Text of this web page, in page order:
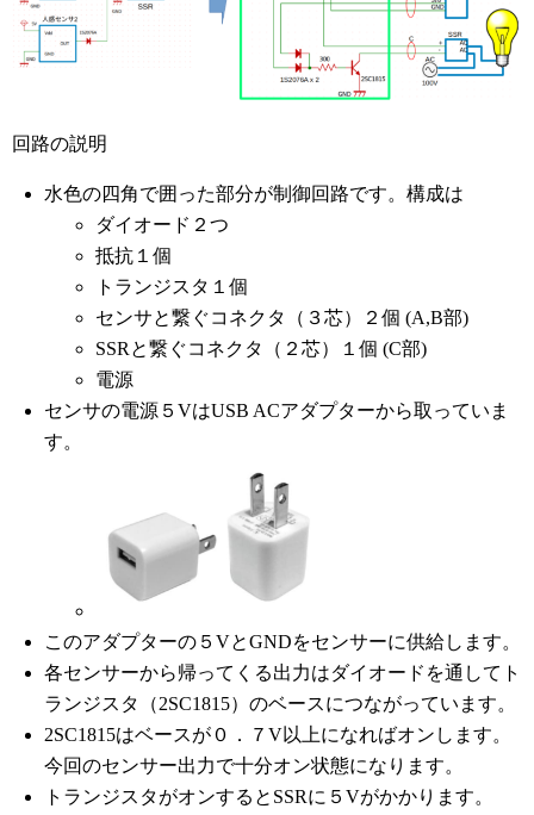
回路の説明
水色の四角で囲った部分が制御回路です。構成は
ダイオード２つ
抵抗１個
トランジスタ１個
センサと繋ぐコネクタ（３芯）２個 (A,B部)
SSRと繋ぐコネクタ（２芯）１個 (C部)
電源
センサの電源５VはUSB ACアダプターから取っていま
す。
このアダプターの５VとGNDをセンサーに供給します。
各センサーから帰ってくる出力はダイオードを通してト
ランジスタ（2SC1815）のベースにつながっています。
2SC1815はベースが０．７V以上になればオンします。
今回のセンサー出力で十分オン状態になります。
トランジスタがオンするとSSRに５Vがかかります。